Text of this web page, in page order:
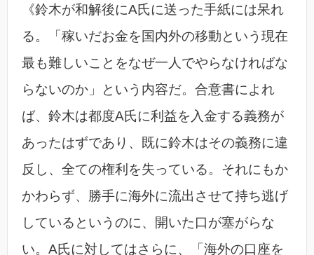
《鈴木が和解後にA氏に送った手紙には呆れ
る。「稼いだお金を国内外の移動という現在
最も難しいことをなぜ一人でやらなければな
らないのか」という内容だ。合意書によれ
ば、鈴木は都度A氏に利益を入金する義務が
あったはずであり、既に鈴木はその義務に違
反し、全ての権利を失っている。それにもか
かわらず、勝手に海外に流出させて持ち逃げ
しているというのに、開いた口が塞がらな
い。A氏に対してはさらに、「海外の口座を